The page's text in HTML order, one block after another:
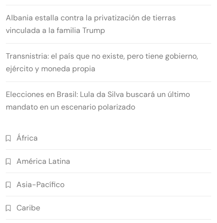
Albania estalla contra la privatización de tierras
vinculada a la familia Trump
Transnistria: el país que no existe, pero tiene gobierno,
ejército y moneda propia
Elecciones en Brasil: Lula da Silva buscará un último
mandato en un escenario polarizado
África
América Latina
Asia-Pacífico
Caribe